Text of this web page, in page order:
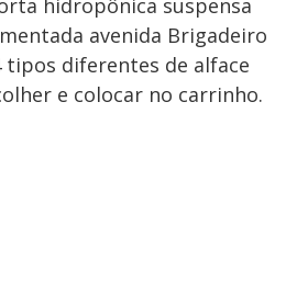
hidropônica suspensa
avenida Brigadeiro
tipos diferentes de alface
e colocar no carrinho.